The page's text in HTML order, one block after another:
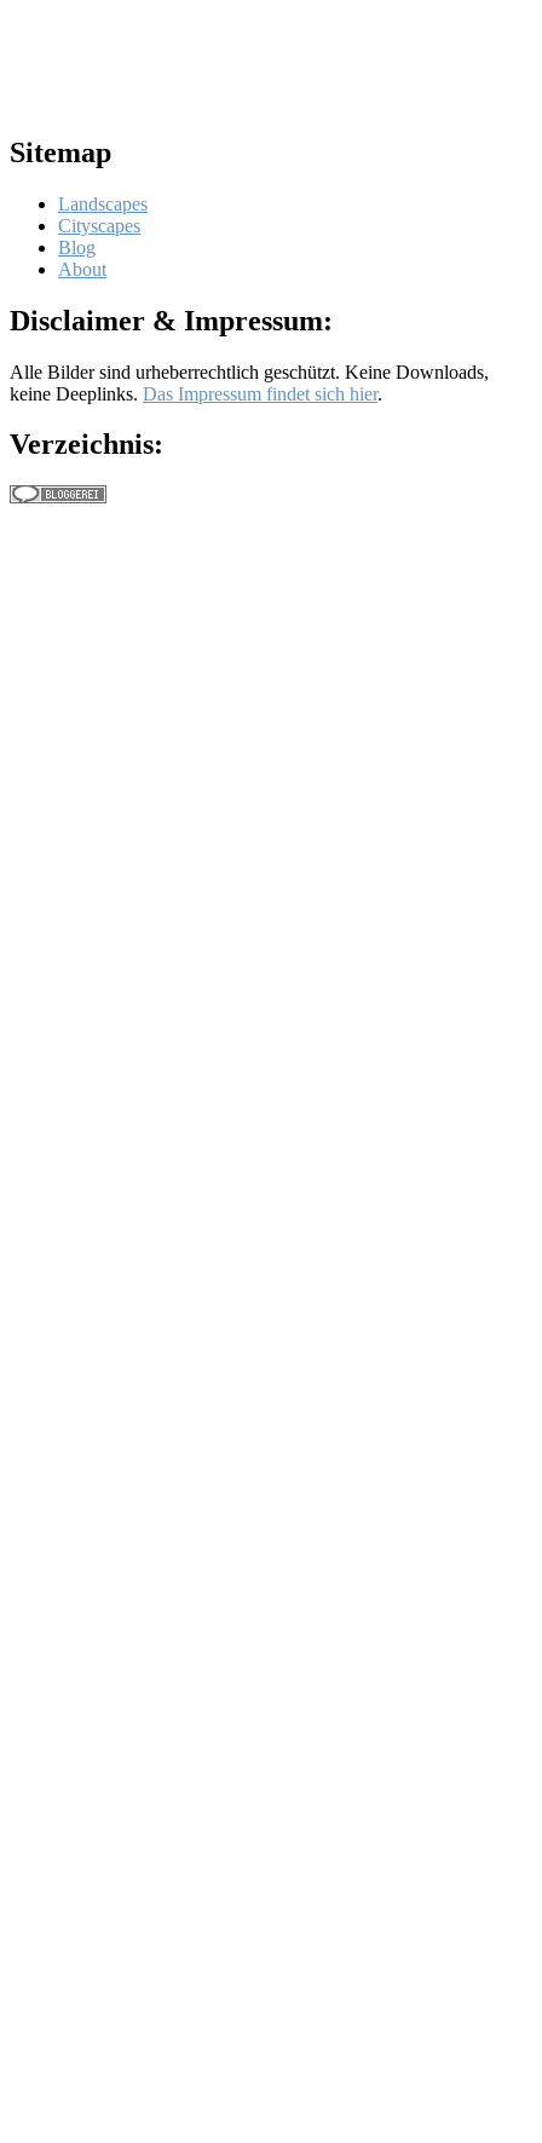
Sitemap
Landscapes
Cityscapes
Blog
About
Disclaimer & Impressum:
Alle Bilder sind urheberrechtlich geschützt. Keine Downloads,
keine Deeplinks. Das Impressum findet sich hier.
Verzeichnis: